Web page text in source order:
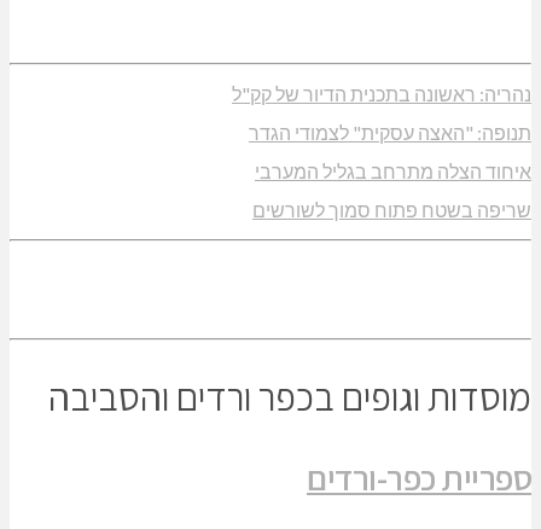
נהריה: ראשונה בתכנית הדיור של קק"ל
תנופה: "האצה עסקית" לצמודי הגדר
איחוד הצלה מתרחב בגליל המערבי
שריפה בשטח פתוח סמוך לשורשים
מוסדות וגופים בכפר ורדים והסביבה
ספריית כפר-ורדים